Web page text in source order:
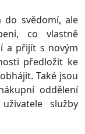
do svědomí, ale
co vlastně
a přijít s novým
předložit ke
Také jsou
oddělení
služby